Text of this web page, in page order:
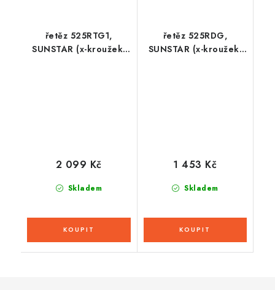
řetěz 525RTG1,
SUNSTAR (x-kroužek,
Skladem
2 099 Kč
řetěz 525RDG,
SUNSTAR (x-kroužek,
Skladem
1 453 Kč